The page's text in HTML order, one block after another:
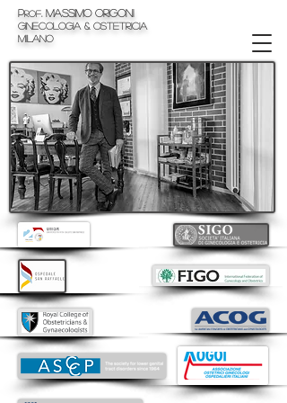
prof Massimo Origoni
Ginecologia & Ostetricia
milano